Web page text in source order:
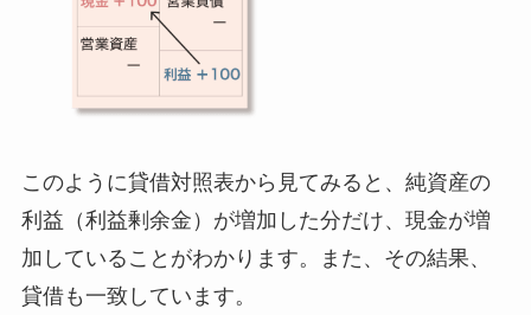
このように貸借対照表から見てみると、 純資産の
利益（利益剰余金）が増加した分だけ、現金が増
加 していることがわかります。また、その結果、
貸借も一致しています。